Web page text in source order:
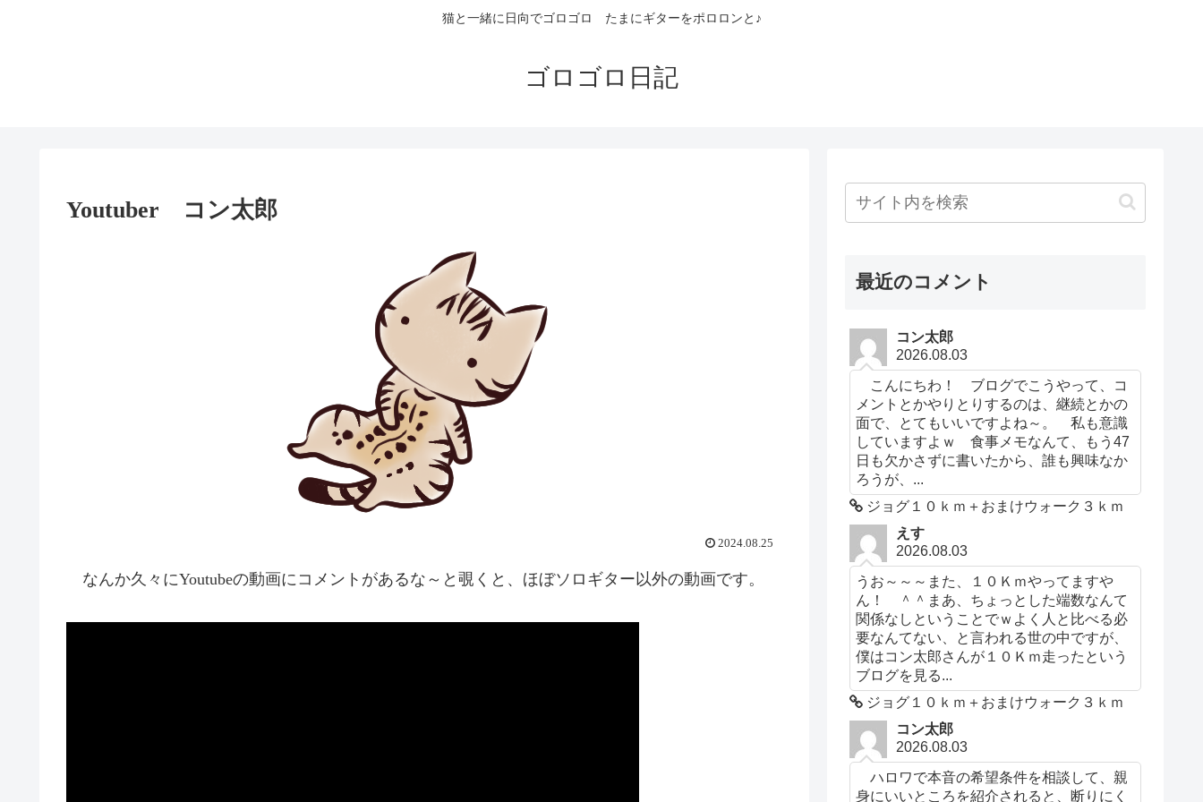
猫と一緒に日向でゴロゴロ たまにギターをポロロンと♪
ゴロゴロ日記
Youtuber コン太郎
2024.08.25
なんか久々にYoutubeの動画にコメントがあるな～と覗くと、ほぼソロギター以外の動画です。
最近のコメント
コン太郎
2026.08.03
こんにちわ！ ブログでこうやって、コ
メントとかやりとりするのは、継続とかの
面で、とてもいいですよね～。 私も意識
していますよｗ 食事メモなんて、もう47
日も欠かさずに書いたから、誰も興味なか
ろうが、...
ジョグ１０ｋｍ＋おまけウォーク３ｋｍ
えす
2026.08.03
うお～～～また、１０Ｋｍやってますや
ん！ ＾＾まあ、ちょっとした端数なんて
関係なしということでｗよく人と比べる必
要なんてない、と言われる世の中ですが、
僕はコン太郎さんが１０Ｋｍ走ったという
ブログを見る...
ジョグ１０ｋｍ＋おまけウォーク３ｋｍ
コン太郎
2026.08.03
ハロワで本音の希望条件を相談して、親
身にいいところを紹介されると、断りにく